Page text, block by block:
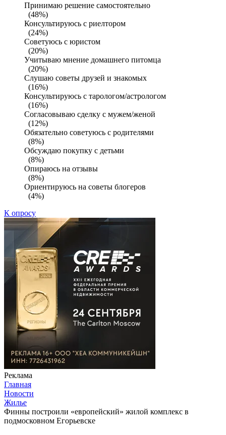
Принимаю решение самостоятельно
(48%)
Консультируюсь с риелтором
(24%)
Советуюсь с юристом
(20%)
Учитываю мнение домашнего питомца
(20%)
Слушаю советы друзей и знакомых
(16%)
Консультируюсь с тарологом/астрологом
(16%)
Согласовываю сделку с мужем/женой
(12%)
Обязательно советуюсь с родителями
(8%)
Обсуждаю покупку с детьми
(8%)
Опираюсь на отзывы
(8%)
Ориентируюсь на советы блогеров
(4%)
К опросу
Реклама
Главная
Новости
Жилье
Финны построили «европейский» жилой комплекс в
подмосковном Егорьевске